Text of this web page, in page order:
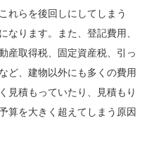
れらを後回しにしてしまう
なります。また、登記費用、
産取得税、固定資産税、引っ
ど、建物以外にも多くの費用
見積もっていたり、見積もり
算を大きく超えてしまう原因